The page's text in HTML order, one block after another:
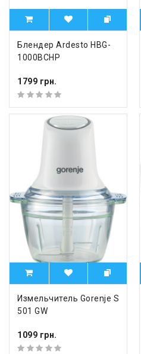
Блендер Ardesto HBG-
1000BCHP
1799 грн.
Измельчитель Gorenje S
501 GW
1099 грн.